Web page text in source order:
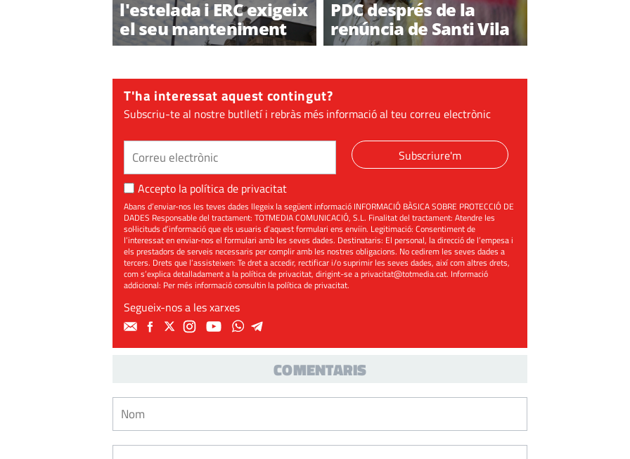
l'estelada i ERC exigeix
el seu manteniment
PDC després de la
renúncia de Santi Vila
T'ha interessat aquest contingut?
Subscriu-te al nostre butlletí i rebràs més informació al teu correu electrònic
Subscriure'm
Accepto la política de privacitat
Abans d’enviar-nos les teves dades llegeix la següent informació INFORMACIÓ BÀSICA SOBRE PROTECCIÓ DE
DADES Responsable del tractament: TOTMEDIA COMUNICACIÓ, S.L. Finalitat del tractament: Atendre les
sol·licituds d’informació que els usuaris d’aquest formulari ens enviïn. Legitimació: Consentiment de
l’interessat en enviar-nos el formulari amb les seves dades. Destinataris: El personal, la direcció de l’empesa i
els prestadors de serveis necessaris per complir amb les nostres obligacions. No cedirem les seves dades a
tercers. Drets que l’assisteixen: Te dret a accedir, rectificar i/o suprimir les seves dades, així com altres drets,
com s’explica detalladament a la política de privacitat, dirigint-se aprivacitat@totmedia.cat. Informació
addicional: Per més informació consultin lapolítica de privacitat.
Segueix-nos a les xarxes
COMENTARIS